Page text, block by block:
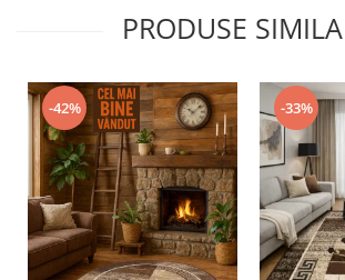
PRODUSE
-42% -33%